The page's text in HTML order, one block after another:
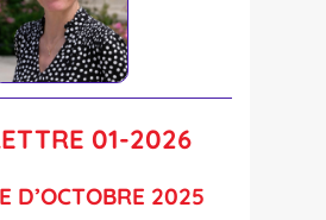
01-2026
D’OCTOBRE 2025